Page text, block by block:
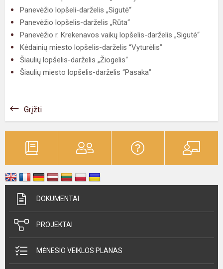
Panevėžio lopšeli-darželis „Sigutė“
Panevėžio lopšelis-darželis „Rūta“
Panevėžio r. Krekenavos vaikų lopšelis-darželis „Sigutė“
Kėdainių miesto lopšelis-darželis “Vyturėlis”
Šiaulių lopšelis-darželis „Žiogelis“
Šiaulių miesto lopšelis-darželis “Pasaka”
Grįžti
DOKUMENTAI
PROJEKTAI
MĖNESIO VEIKLOS PLANAS